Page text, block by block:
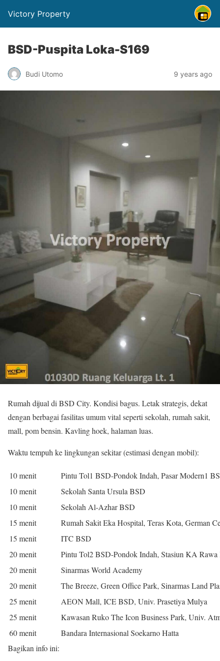
Victory Property
BSD-Puspita Loka-S169
Budi Utomo 9 years ago
Rumah dijual di BSD City. Kondisi bagus. Letak strategis, dekat
dengan berbagai fasilitas umum vital seperti sekolah, rumah sakit,
mall, pom bensin. Kavling hoek, halaman luas.
Waktu tempuh ke lingkungan sekitar (estimasi dengan mobil):
10 menit
Pintu Tol1 BSD-Pondok Indah, Pasar Modern1
10 menit
Sekolah Santa Ursula BSD
10 menit
Sekolah Al-Azhar BSD
15 menit
Rumah Sakit Eka Hospital, Teras Kota, German
15 menit
ITC BSD
20 menit
Pintu Tol2 BSD-Pondok Indah, Stasiun KA Rawa
20 menit
Sinarmas World Academy
20 menit
The Breeze, Green Office Park, Sinarmas Land
25 menit
AEON Mall, ICE BSD, Univ. Prasetiya Mulya
25 menit
Kawasan Ruko The Icon Business Park, Univ.
60 menit
Bandara Internasional Soekarno Hatta
Bagikan info ini: